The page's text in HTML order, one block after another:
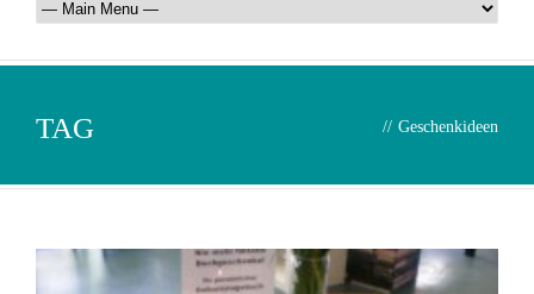
TAG // Geschenkideen